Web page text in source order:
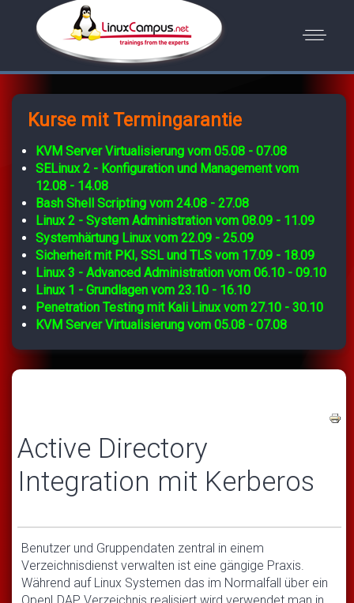
Kurse mit Termingarantie
KVM Server Virtualisierung vom 05.08 - 07.08
SELinux 2 - Konfiguration und Management vom
12.08 - 14.08
Bash Shell Scripting vom 24.08 - 27.08
Linux 2 - System Administration vom 08.09 - 11.09
Systemhärtung Linux vom 22.09 - 25.09
Sicherheit mit PKI, SSL und TLS vom 17.09 - 18.09
Linux 3 - Advanced Administration vom 06.10 - 09.10
Linux 1 - Grundlagen vom 23.10 - 16.10
Penetration Testing mit Kali Linux vom 27.10 - 30.10
KVM Server Virtualisierung vom 05.08 - 07.08
Active Directory
Integration mit Kerberos
Benutzer und Gruppendaten zentral in einem
Verzeichnisdienst verwalten ist eine gängige Praxis.
Während auf Linux Systemen das im Normalfall über ein